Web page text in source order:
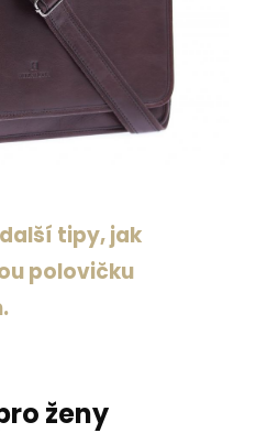
tipy, jak
polovičku
ženy